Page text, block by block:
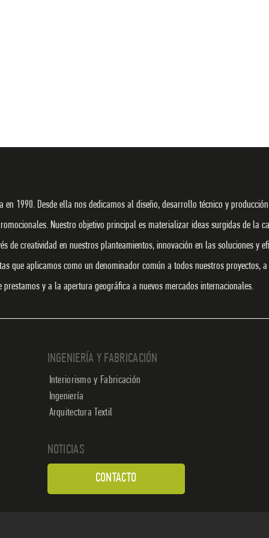
en 1990. Desde ella nos dedicamos al diseño, desarrollo técnico y
Nuestro objetivo principal es materializar ideas surgidas de la
de creatividad en nuestros planteamientos, innovación en las soluciones y
que aplicamos como un denominador común a todos nuestros proyectos,
y a la apertura geográfica a nuevos mercados internacionales.
INGENIERÍA Y FABRICACIÓN
Interiorismo y Fabricación
Ingeniería
Arquitectura Textil
NOTICIAS
CONTACTO